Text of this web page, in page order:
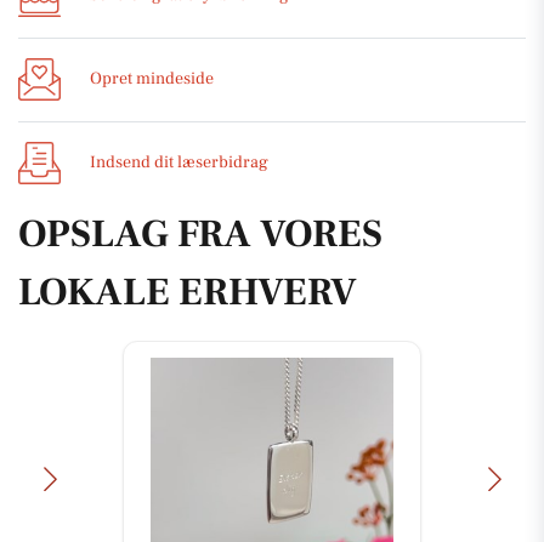
Opret mindeside
Indsend dit læserbidrag
OPSLAG FRA VORES
LOKALE ERHVERV